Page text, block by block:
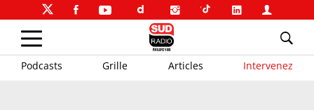
Podcasts Grille Articles Intervenez